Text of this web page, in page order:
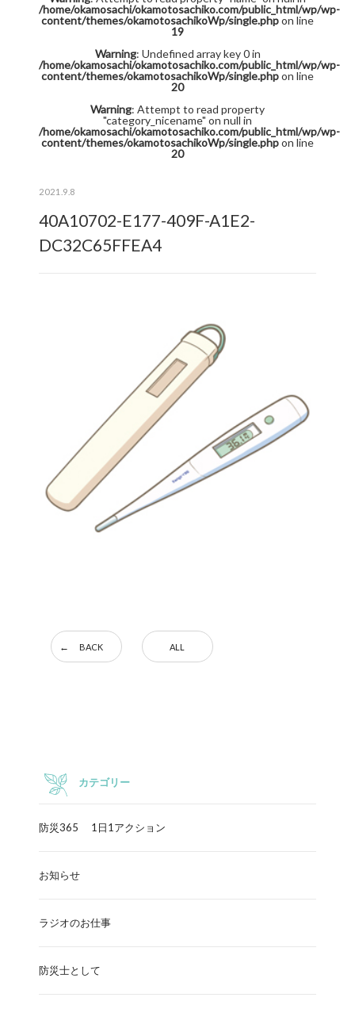
/home/okamosachi/okamotosachiko.com/public_html/wp/wp-
content/themes/okamotosachikoWp/single.phpon line
19
Warning: Undefined array key 0 in
/home/okamosachi/okamotosachiko.com/public_html/wp/wp-
content/themes/okamotosachikoWp/single.phpon line
20
Warning: Attempt to read property
"category_nicename" on null in
/home/okamosachi/okamotosachiko.com/public_html/wp/wp-
content/themes/okamotosachikoWp/single.phpon line
20
2021.9.8
40A10702-E177-409F-A1E2-
DC32C65FFEA4
BACK ALL
カテゴリー
防災365 1日1アクション
お知らせ
ラジオのお仕事
防災士として